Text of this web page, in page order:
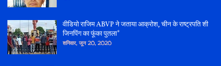
वीडियो राजिम ABVP ने जताया आक्रोश, चीन के राष्ट्रपति शी
जिनपिंग का फूंका पुतला*
शनिवार, जून 20, 2020